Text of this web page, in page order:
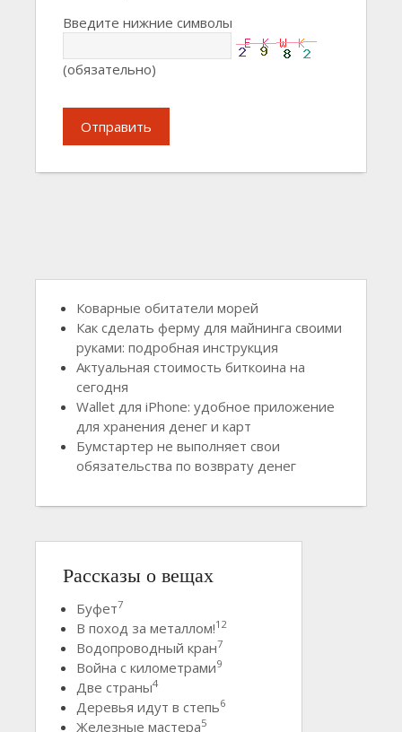
Введите нижние символы
(обязательно)
Отправить
Коварные обитатели морей
Как сделать ферму для майнинга своими
руками: подробная инструкция
Актуальная стоимость биткоина на
сегодня
Wallet для iPhone: удобное приложение
для хранения денег и карт
Бумстартер не выполняет свои
обязательства по возврату денег
Рассказы о вещах
Буфет7
В поход за металлом!12
Водопроводный кран7
Война с километрами9
Две страны4
Деревья идут в степь6
Железные мастера5